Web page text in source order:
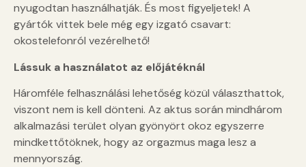
nyugodtan használhatják. És most figyeljetek! A
gyártók vittek bele még egy izgató csavart:
okostelefonról vezérelhető!
Lássuk a használatot az előjátéknál
Háromféle felhasználási lehetőség közül választhattok,
viszont nem is kell dönteni. Az aktus során mindhárom
alkalmazási terület olyan gyönyört okoz egyszerre
mindkettőtöknek, hogy az orgazmus maga lesz a
mennyország.